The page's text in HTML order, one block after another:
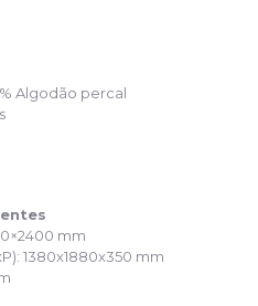
Algodão percal
mm
1380x1880x350 mm